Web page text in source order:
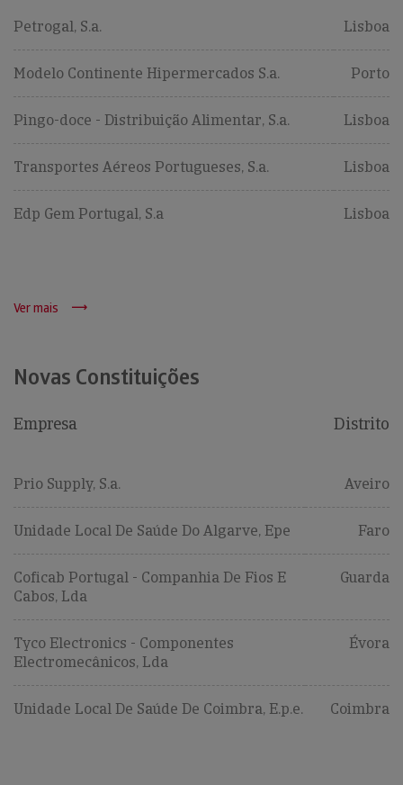
Petrogal, S.a. Lisboa
Modelo Continente Hipermercados S.a. Porto
Pingo-doce - Distribuição Alimentar, S.a. Lisboa
Transportes Aéreos Portugueses, S.a. Lisboa
Edp Gem Portugal, S.a Lisboa
Ver mais
Novas Constituições
Empresa Distrito
Prio Supply, S.a. Aveiro
Unidade Local De Saúde Do Algarve, Epe Faro
Coficab Portugal - Companhia De Fios E
Cabos, Lda
Guarda
Tyco Electronics - Componentes
Electromecânicos, Lda
Évora
Unidade Local De Saúde De Coimbra, E.p.e. Coimbra